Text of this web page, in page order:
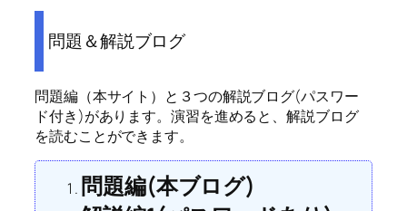
問題＆解説ブログ
問題編（本サイト）と３つの解説ブログ(パスワー
ド付き)があります。演習を進めると、解説ブログ
を読むことができます。
問題編(本ブログ)